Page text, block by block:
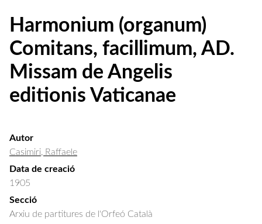
Harmonium (organum)
Comitans, facillimum, AD.
Missam de Angelis
editionis Vaticanae
Autor
Casimiri, Raffaele
Data de creació
1905
Secció
Arxiu de partitures de l'Orfeó Català